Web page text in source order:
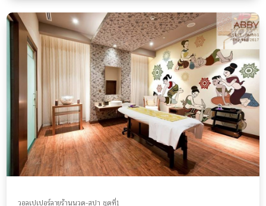
วอลเปเปอร์ลายร้านนวด-สปา ชุดที่1